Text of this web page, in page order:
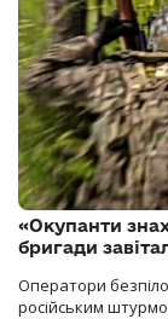
«Окупанти
бригади
Оператори
російським